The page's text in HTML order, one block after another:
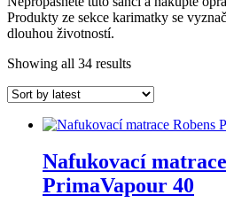
Produkty ze sekce karimatky se
dlouhou životností.
Showing all 34 results
Nafukovací
PrimaVapour 40